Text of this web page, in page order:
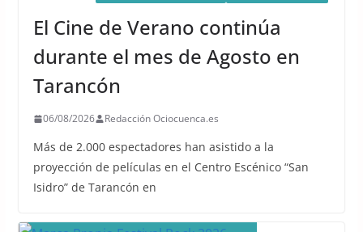
El Cine de Verano continúa
durante el mes de Agosto en
Tarancón
06/08/2026 Redacción Ociocuenca.es
Más de 2.000 espectadores han asistido a la
proyección de películas en el Centro Escénico “San
Isidro” de Tarancón en